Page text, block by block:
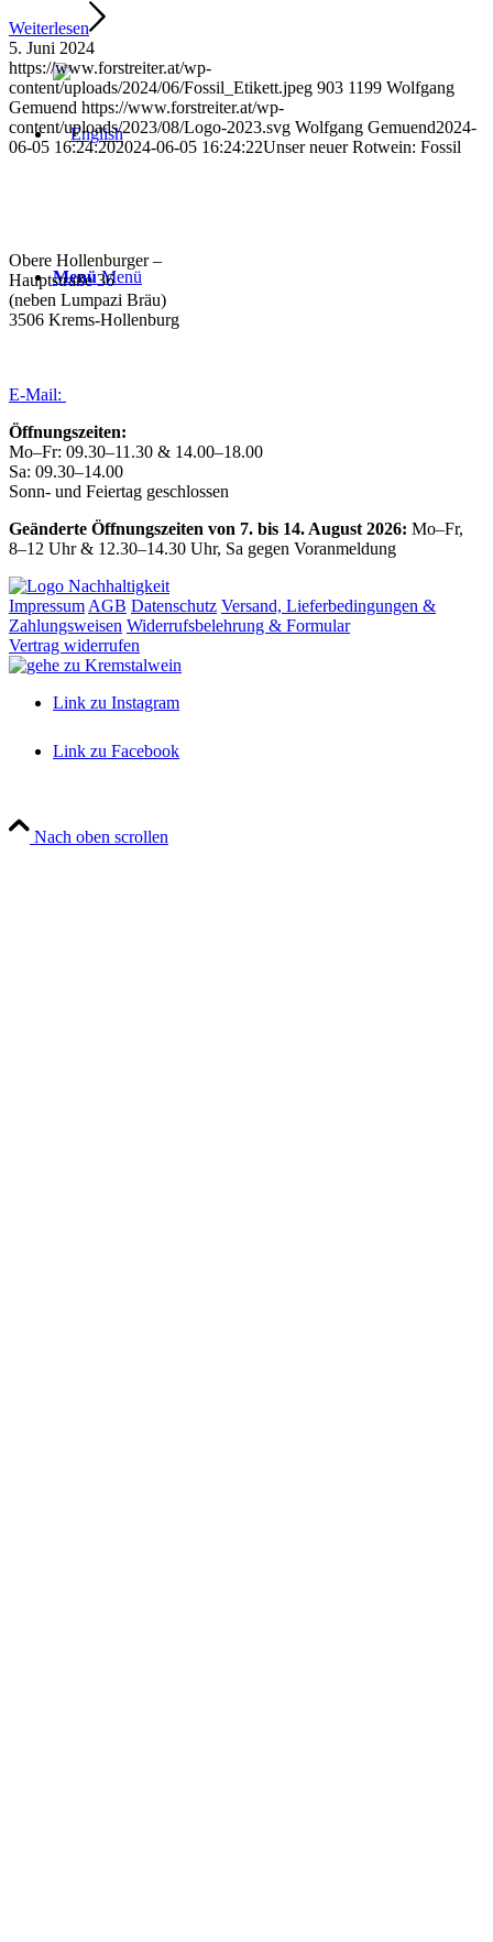
Menü Menü
Weiterlesen
5. Juni 2024
https://www.forstreiter.at/wp-
content/uploads/2024/06/Fossil_Etikett.jpeg 903 1199 Wolfgang
Gemuend https://www.forstreiter.at/wp-
content/uploads/2023/08/Logo-2023.svg Wolfgang Gemuend2024-
06-05 16:24:202024-06-05 16:24:22Unser neuer Rotwein: Fossil
Obere Hollenburger –
Hauptstraße 36
(neben Lumpazi Bräu)
3506 Krems-Hollenburg
E-Mail:
Öffnungszeiten:
Mo–Fr: 09.30–11.30 & 14.00–18.00
Sa: 09.30–14.00
Sonn- und Feiertag geschlossen
Geänderte Öffnungszeiten von 7. bis 14. August 2026: Mo–Fr,
8–12 Uhr & 12.30–14.30 Uhr, Sa gegen Voranmeldung
Impressum AGB Datenschutz Versand, Lieferbedingungen &
Zahlungsweisen Widerrufsbelehrung & Formular
Vertrag widerrufen
Link zu Instagram
Link zu Facebook
Nach oben scrollen